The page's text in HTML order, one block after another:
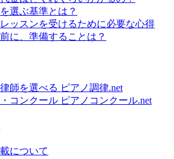
選ぶ基準とは？
ッスンを受けるために必要な心得
に、準備することは？
師を選べる ピアノ調律.net
コンクール ピアノコンクール.net
について